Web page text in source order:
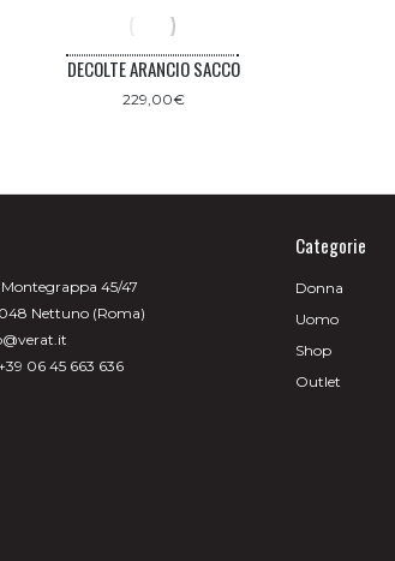
DECOLTE ARANCIO SACCO
229,00€
45/47
Nettuno (Roma)
06 45 663 636
Categorie
Donna
Uomo
Shop
Outlet